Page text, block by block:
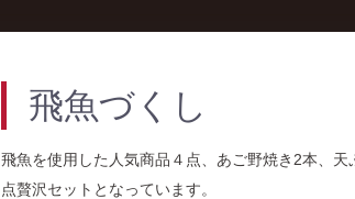
飛魚づくし
飛魚を使用した人気商品４点、あご野焼き2本、天
点贅沢セットとなっています。